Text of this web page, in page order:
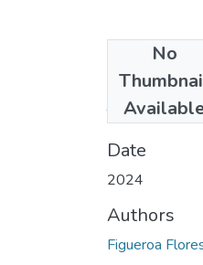
No
Grado de
Date
2024
Authors
Figueroa